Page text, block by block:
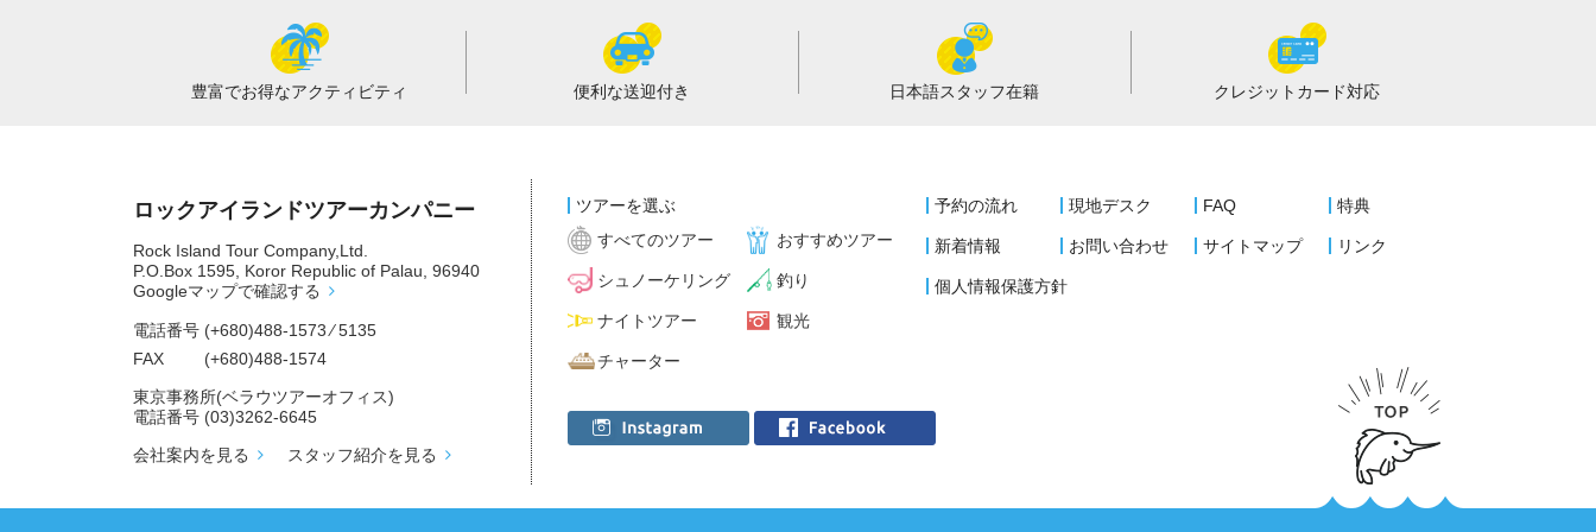
豊富でお得なアクティビティ 便利な送迎付き 日本語スタッフ在籍 クレジットカード対応
ロックアイランドツアーカンパニー
Rock Island Tour Company,Ltd.
P.O.Box 1595, Koror Republic of Palau, 96940
Googleマップで確認する
電話番号 (+680)488-1573 ⁄ 5135
FAX
(+680)488-1574
東京事務所(ベラウツアーオフィス)
電話番号 (03)3262-6645
会社案内を見る
スタッフ紹介を見る
ツアーを選ぶ
すべてのツアー
おすすめツアー
シュノーケリング 釣り
ナイトツアー 観光
チャーター
予約の流れ 現地デスク FAQ 特典
新着情報 お問い合わせ サイトマップ リンク
個人情報保護方針